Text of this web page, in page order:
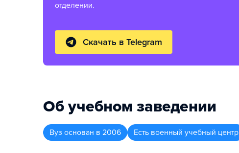
отделении.
Скачать в Telegram
Об учебном заведении
Вуз основан в 2006 Есть военный учебный центр